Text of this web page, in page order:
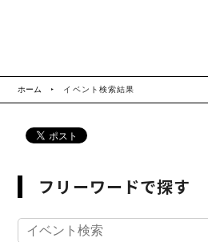
ホーム イベント検索結果
フリーワードで探す